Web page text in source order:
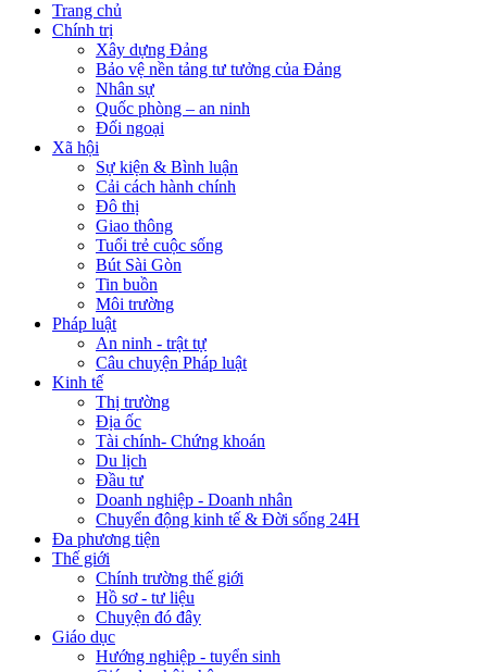
Trang chủ
Chính trị
Xây dựng Đảng
Bảo vệ nền tảng tư tưởng của Đảng
Nhân sự
Quốc phòng – an ninh
Đối ngoại
Xã hội
Sự kiện & Bình luận
Cải cách hành chính
Đô thị
Giao thông
Tuổi trẻ cuộc sống
Bút Sài Gòn
Tin buồn
Môi trường
Pháp luật
An ninh - trật tự
Câu chuyện Pháp luật
Kinh tế
Thị trường
Địa ốc
Tài chính- Chứng khoán
Du lịch
Đầu tư
Doanh nghiệp - Doanh nhân
Chuyển động kinh tế & Đời sống 24H
Đa phương tiện
Thế giới
Chính trường thế giới
Hồ sơ - tư liệu
Chuyện đó đây
Giáo dục
Hướng nghiệp - tuyển sinh